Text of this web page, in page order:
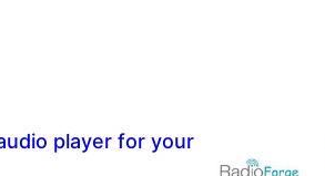
player for your